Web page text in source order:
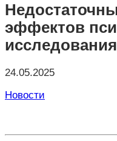
эффектов
24.05.2025
Новости